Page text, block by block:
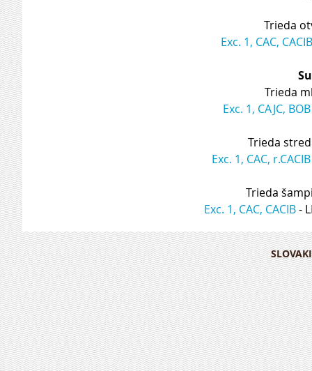
Trieda
Exc. 1, CAC, CACIB
Trieda
Exc. 1, CAJC, BOB
Trieda
Exc. 1, CAC, r.CACIB
Trieda
Exc. 1, CAC, CACIB -